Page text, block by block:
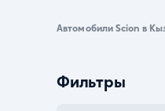
Автомобили Scion в
Фильтры